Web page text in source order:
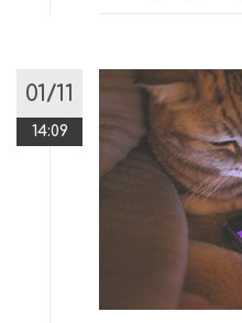
01/11
14:09